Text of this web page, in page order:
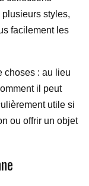
styles,
facilement les
choses : au lieu
il peut
utile si
ou offrir un objet